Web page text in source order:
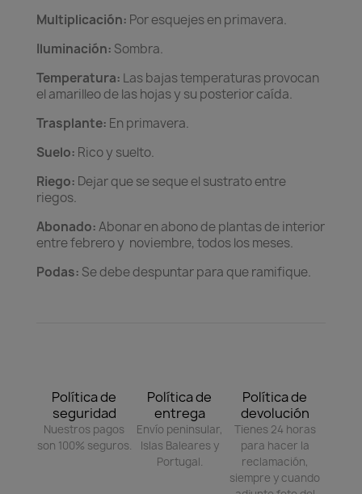
Multiplicación: Por esquejes en primavera.
Iluminación: Sombra.
Temperatura: Las bajas temperaturas provocan
el amarilleo de las hojas y su posterior caída.
Trasplante: En primavera.
Suelo: Rico y suelto.
Riego: Dejar que se seque el sustrato entre
riegos.
Abonado:Abonar en abono de plantas de interior
entre febrero y noviembre, todos los meses.
Podas: Se debe despuntar para que ramifique.
Política de
seguridad
Nuestros pagos
son 100% seguros.
Política de
entrega
Envío peninsular,
Islas Baleares y
Portugal.
Política de
devolución
Tienes 24 horas
para hacer la
reclamación,
siempre y cuando